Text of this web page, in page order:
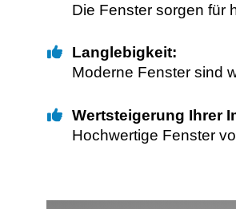
Die Fenster sorgen für
Langlebigkeit:
Moderne Fenster sind
Wertsteigerung Ihrer
Hochwertige Fenster